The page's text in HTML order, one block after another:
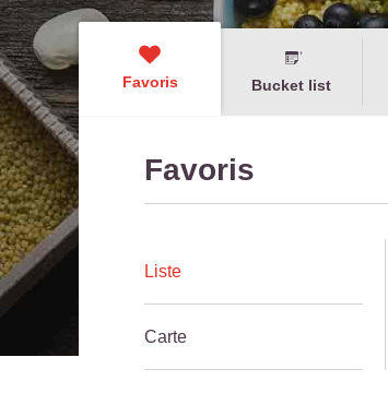
Favoris Bucket list
Favoris
Liste
Carte